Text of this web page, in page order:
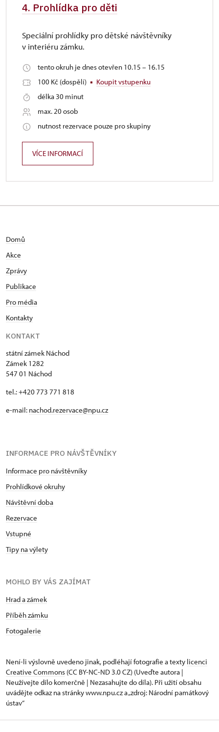
4. Prohlídka pro děti
Speciální prohlídky pro dětské návštěvníky
v interiéru zámku.
tento okruh je dnes otevřen 10.15 – 16.15
100 Kč (dospělí)
Koupit vstupenku
délka 30 minut
max. 20 osob
nutnost rezervace pouze pro skupiny
VÍCE INFORMACÍ
Domů
Akce
Zprávy
Publikace
Pro média
Kontakty
KONTAKT
státní zámek Náchod
Zámek 1282
547 01 Náchod
tel.: +420 773 771 818
e-mail: nachod.rezervace@npu.cz
INFORMACE PRO NÁVŠTĚVNÍKY
Informace pro návštěvníky
Prohlídkové okruhy
Návštěvní doba
Rezervace
Vstupné
Tipy na výlety
MOHLO BY VÁS ZAJÍMAT
Hrad a zámek
Příběh zámku
Fotogalerie
Není-li výslovně uvedeno jinak, podléhají fotografie a texty licenci
Creative Commons (CC BY-NC-ND 3.0 CZ) (Uveďte autora |
Neužívejte dílo komerčně | Nezasahujte do díla). Při užití obsahu
uvádějte odkaz na stránky www.npu.cz a „zdroj: Národní památkový
ústav“